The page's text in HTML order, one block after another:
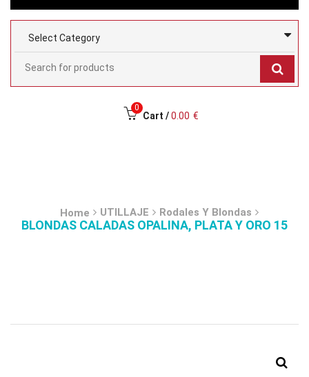
0
Cart / 0.00 €
Home UTILLAJE Rodales Y Blondas
BLONDAS CALADAS OPALINA, PLATA Y ORO 15